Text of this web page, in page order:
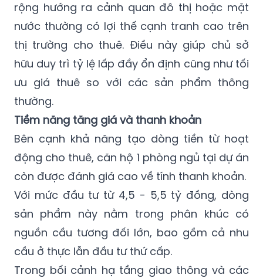
rộng hướng ra cảnh quan đô thị hoặc mặt
nước thường có lợi thế cạnh tranh cao trên
thị trường cho thuê. Điều này giúp chủ sở
hữu duy trì tỷ lệ lấp đầy ổn định cũng như tối
ưu giá thuê so với các sản phẩm thông
thường.
Tiềm năng tăng giá và thanh khoản
Bên cạnh khả năng tạo dòng tiền từ hoạt
động cho thuê, căn hộ 1 phòng ngủ tại dự án
còn được đánh giá cao về tính thanh khoản.
Với mức đầu tư từ 4,5 - 5,5 tỷ đồng, dòng
sản phẩm này nằm trong phân khúc có
nguồn cầu tương đối lớn, bao gồm cả nhu
cầu ở thực lẫn đầu tư thứ cấp.
Trong bối cảnh hạ tầng giao thông và các